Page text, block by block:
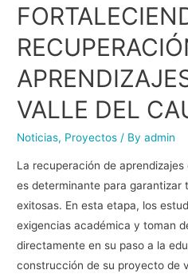
VALLE DEL
Noticias, Proyectos / Byadmin
La recuperación de
es determinante para
exitosas. En esta etapa, los
exigencias académica y toman
directamente en su paso a la
construcción de su proyecto de